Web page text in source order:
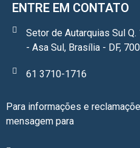
ENTRE EM CONTATO
Setor de Autarquias Sul Q.
- Asa Sul, Brasília - DF,
61 3710-1716
Para informações e
mensagem para